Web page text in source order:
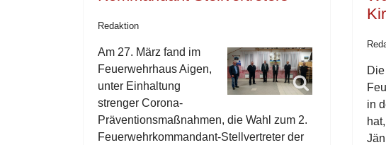
Redaktion
Am 27. März fand im
Feuerwehrhaus Aigen,
unter Einhaltung
strenger Corona-
Präventionsmaßnahmen, die Wahl zum 2.
Feuerwehrkommandant-Stellvertreter der
in